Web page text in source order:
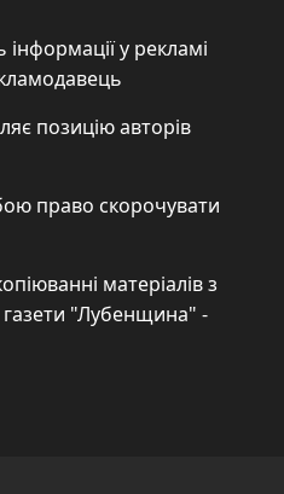
інформації у рекламі
позицію авторів
право скорочувати
матеріалів з
газети "Лубенщина" -